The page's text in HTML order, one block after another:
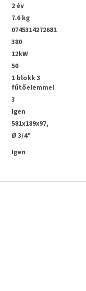
2 év
7.6 kg
0745314272681
380
12kW
50
1 blokk 3
fűtőelemmel
3
Igen
581х189х97,
Ø 3/4"
Igen